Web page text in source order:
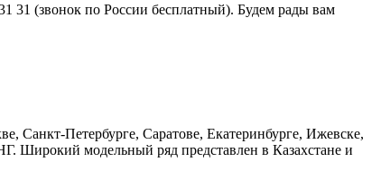
31 (звонок по России бесплатный). Будем рады вам
Санкт-Петербурге, Саратове, Екатеринбурге, Ижевске,
Широкий модельный ряд представлен в Казахстане и